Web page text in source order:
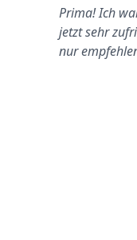
Prima! Ich
jetzt sehr
nur